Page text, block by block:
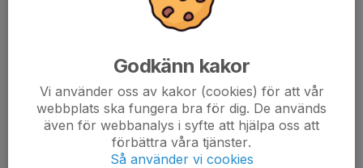
Godkänn kakor
Vi använder oss av kakor (cookies) för att vår
webbplats ska fungera bra för dig. De används
även för webbanalys i syfte att hjälpa oss att
förbättra våra tjänster.
Så använder vi cookies